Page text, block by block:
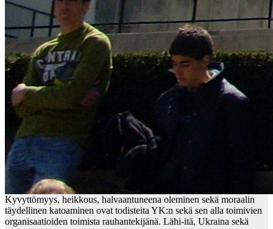
Kyvyttömyys, heikkous, halvaantuneena oleminen sekä moraalin
täydellinen katoaminen ovat todisteita YK:n sekä sen alla toimivien
organisaatioiden toimista rauhantekijänä. Lähi-itä, Ukraina sekä